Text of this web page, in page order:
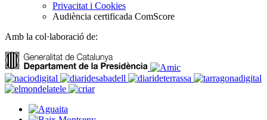
Privacitat i Cookies
Audiència certificada ComScore
Amb la col·laboració de: